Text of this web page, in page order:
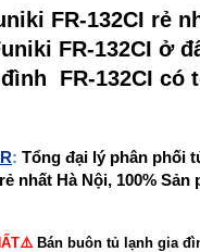
FR-132CI rẻ
FR-132CI ở
FR-132CI có
: Tổng đại lý phân phối
nhất Hà Nội, 100% Sản
Bán buôn tủ lạnh gia